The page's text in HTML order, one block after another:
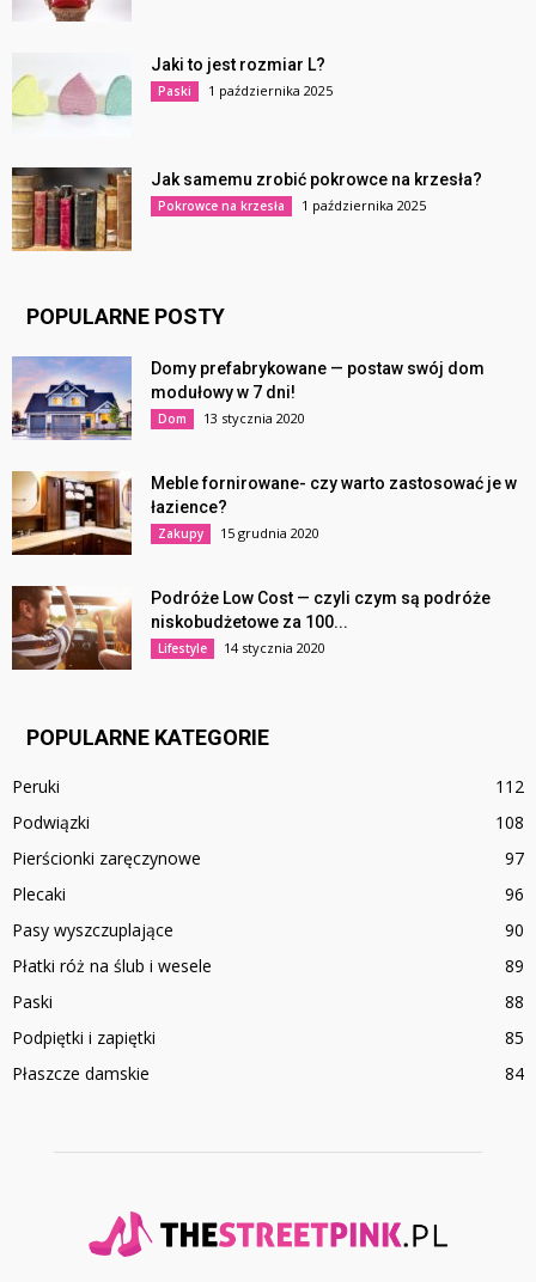
Jaki to jest rozmiar L?
Paski 1 października 2025
Jak samemu zrobić pokrowce na krzesła?
Pokrowce na krzesła 1 października 2025
POPULARNE POSTY
Domy prefabrykowane — postaw swój dom
modułowy w 7 dni!
Dom 13 stycznia 2020
Meble fornirowane- czy warto zastosować je w
łazience?
Zakupy 15 grudnia 2020
Podróże Low Cost — czyli czym są podróże
niskobudżetowe za 100...
Lifestyle 14 stycznia 2020
POPULARNE KATEGORIE
Peruki
112
Podwiązki
108
Pierścionki zaręczynowe
97
Plecaki
96
Pasy wyszczuplające
90
Płatki róż na ślub i wesele
89
Paski
88
Podpiętki i zapiętki
85
Płaszcze damskie
84